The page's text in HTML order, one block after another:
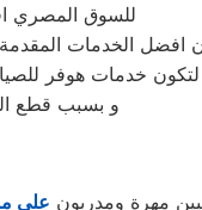
للسوق المصري
افضل الخدمات
لتكون خدمات هوفر
و بسبب قطع
مهرة ومدربون علي